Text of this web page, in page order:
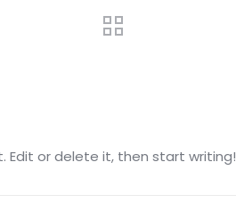
Edit or delete it, then start writing!